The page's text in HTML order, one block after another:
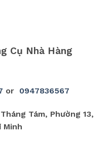
Cụ Nhà Hàng
or 0947836567
Tám, Phường 13,
Minh